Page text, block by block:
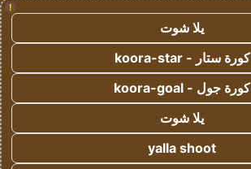
!
يلا شوت
كورة ستار - koora-star
كورة جول - koora-goal
يلا شوت
yalla shoot